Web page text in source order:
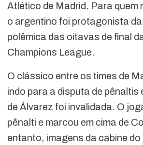
Atlético de Madrid. Para quem
o argentino foi protagonista
polêmica das oitavas de final
Champions League.
O clássico entre os times de
indo para a disputa de pênaltis
de Álvarez foi invalidada. O
pênalti e marcou em cima de
entanto, imagens da cabine do